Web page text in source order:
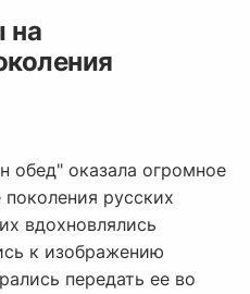
на
обед" оказала огромное
русских
вдохновлялись
к изображению
передать ее во